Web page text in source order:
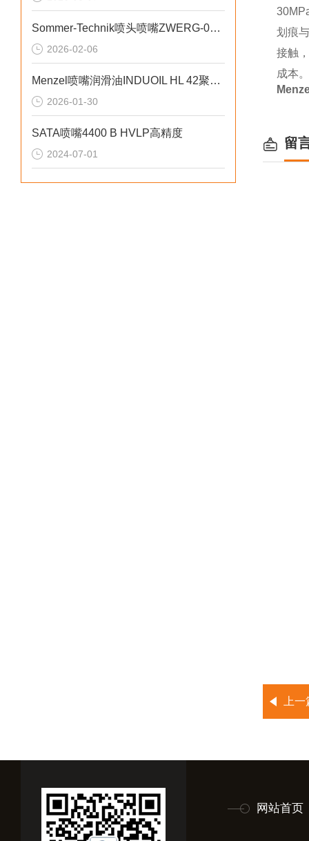
Sommer-Technik喷头喷嘴ZWERG-01技术说明
2026-02-06
Menzel喷嘴润滑油INDUOIL HL 42聚焦精密部件的润滑
2026-01-30
SATA喷嘴4400 B HVLP高精度
2024-07-01
划痕
接触
成本。
留
上
网站首页